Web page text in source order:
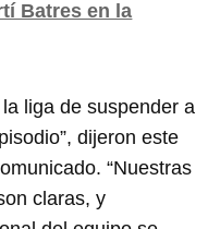
Batres en la
liga de suspender a
dijeron este
“Nuestras
claras, y